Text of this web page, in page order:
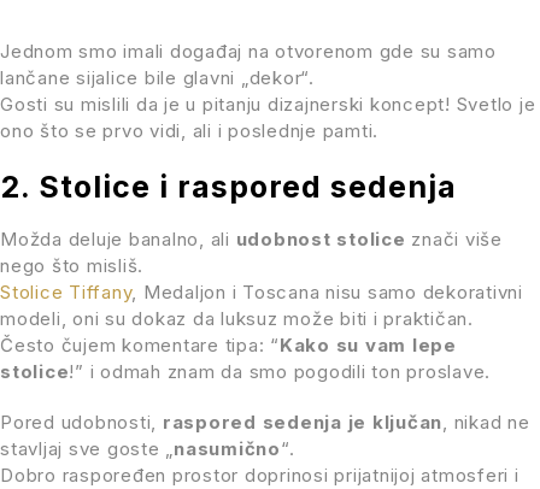
Jednom smo imali događaj na otvorenom gde su samo
lančane sijalice bile glavni „dekor“.
Gosti su mislili da je u pitanju dizajnerski koncept! Svetlo je
ono što se prvo vidi, ali i poslednje pamti.
2. Stolice i raspored sedenja
Možda deluje banalno, ali udobnost stolice znači više
nego što misliš.
Stolice Tiffany, Medaljon i Toscana nisu samo dekorativni
modeli, oni su dokaz da luksuz može biti i praktičan.
Često čujem komentare tipa: “Kako su vam lepe
stolice!” i odmah znam da smo pogodili ton proslave.
Pored udobnosti, raspored sedenja je ključan, nikad ne
stavljaj sve goste „nasumično“.
Dobro raspoređen prostor doprinosi prijatnijoj atmosferi i